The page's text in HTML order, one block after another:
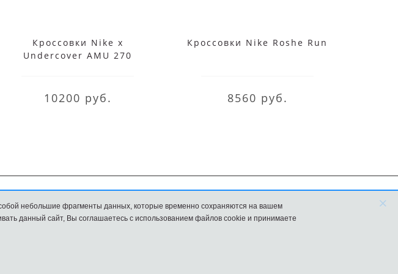
Кроссовки Nike x
Undercover AMU 270
10200 руб.
Кроссовки Nike Roshe Run
8560 руб.
Размеры FAQ
Новости
небольшие фрагменты данных, которые временно сохраняются на вашем
данный сайт, Вы соглашаетесь с использованием файлов cookie и принимаете
×